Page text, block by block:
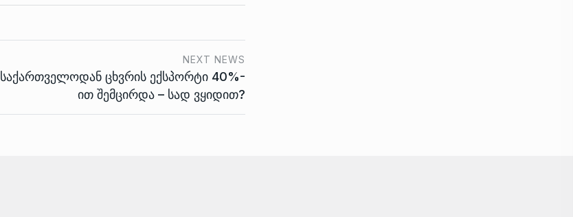
NEXT NEWS
საქართველოდან ცხვრის ექსპორტი 40%-
ით შემცირდა – სად ვყიდით?